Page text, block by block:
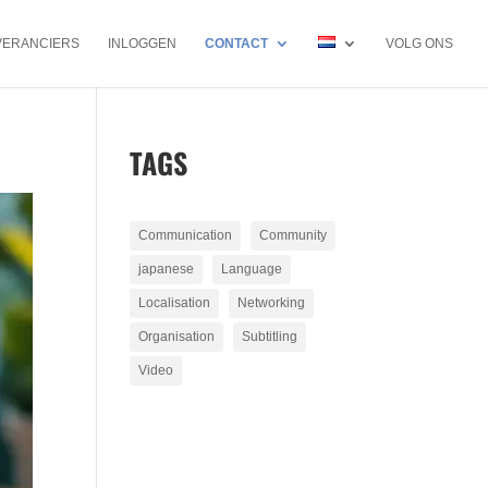
INLOGGEN CONTACT VOLG ONS
TAGS
Communication Community
japanese Language
Localisation Networking
Organisation Subtitling
Video